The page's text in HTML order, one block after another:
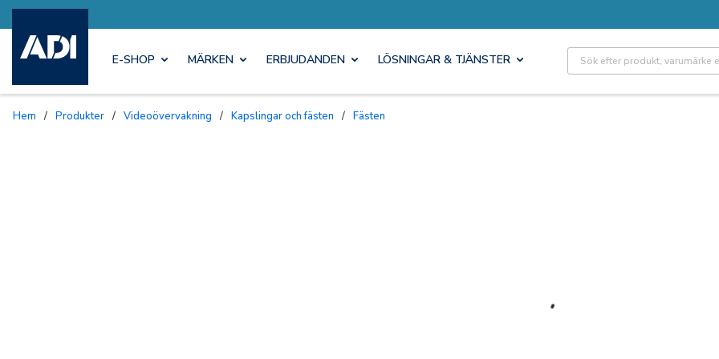
E-SHOP MÄRKEN ERBJUDANDEN LÖSNINGAR & TJÄNSTER Site Search
Hem / Produkter / Videoövervakning / Kapslingar och fästen / Fästen